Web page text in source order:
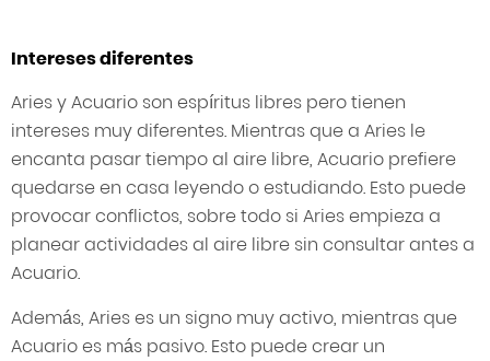
Intereses diferentes
Aries y Acuario son espíritus libres pero tienen
intereses muy diferentes. Mientras que a Aries le
encanta pasar tiempo al aire libre, Acuario prefiere
quedarse en casa leyendo o estudiando. Esto puede
provocar conflictos, sobre todo si Aries empieza a
planear actividades al aire libre sin consultar antes a
Acuario.
Además, Aries es un signo muy activo, mientras que
Acuario es más pasivo. Esto puede crear un